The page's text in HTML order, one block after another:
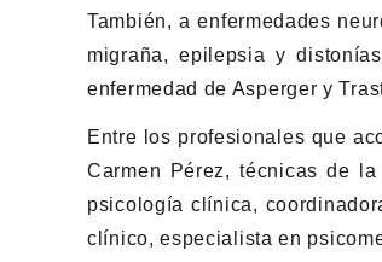
También, a enfermedades
migraña, epilepsia y
enfermedad de Asperger y
Entre los profesionales que
Carmen Pérez, técnicas de
psicología clínica,
clínico, especialista en